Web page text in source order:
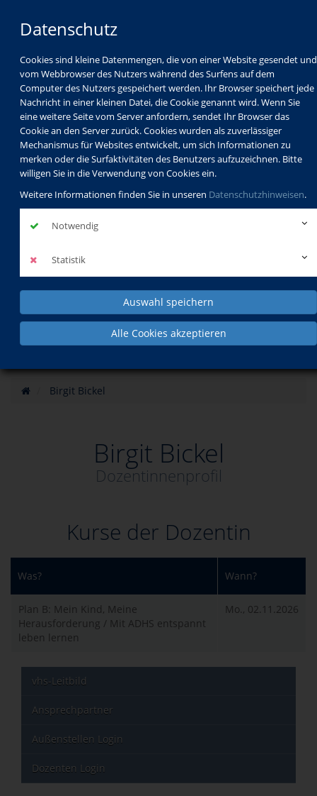
Datenschutz
Cookies sind kleine Datenmengen, die von einer Website gesendet und
vom Webbrowser des Nutzers während des Surfens auf dem
Computer des Nutzers gespeichert werden. Ihr Browser speichert jede
Nachricht in einer kleinen Datei, die Cookie genannt wird. Wenn Sie
eine weitere Seite vom Server anfordern, sendet Ihr Browser das
Cookie an den Server zurück. Cookies wurden als zuverlässiger
Mechanismus für Websites entwickelt, um sich Informationen zu
merken oder die Surfaktivitäten des Benutzers aufzuzeichnen. Bitte
willigen Sie in die Verwendung von Cookies ein.
Weitere Informationen finden Sie in unseren Datenschutzhinweisen.
Notwendig
Statistik
Auswahl speichern
Alle Cookies akzeptieren
Programm
Schulabschlüsse
Schulkindbetreuung
Service
Birgit Bickel
Birgit Bickel
Dozentinnenprofil
Kurse der Dozentin
Was? Wann?
Plan B: Mein Kind, Meine
Herausforderung / Mit ADHS entspannt
leben lernen
Mo., 02.11.2026
vhs-Leitbild
Ansprechpartner
Außenstellen Login
Dozenten Login